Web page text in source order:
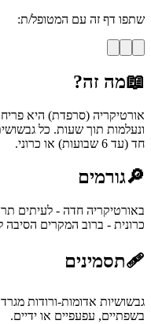
שתפו דף זה עם המטופל/ת:
📖מה זה?
אורטיקריה (סרפדת) היא
חד (עד 6 שבועות) או כרוני.
🔎גורמים
באורטיקריה חדה - לעיתים
כרונית - ברוב המקרים הסיבה
🩹תסמינים
גבשושיות אדומות-ורודות
בשפתיים, עפעפיים או ידיים.